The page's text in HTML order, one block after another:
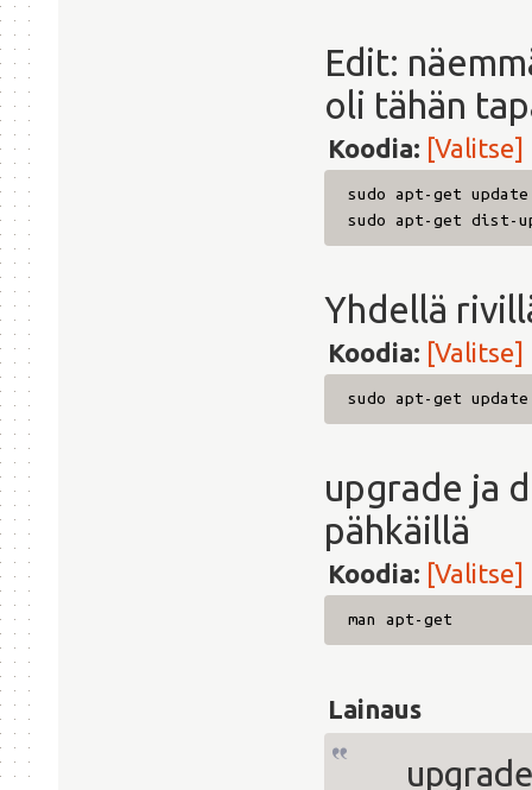
Edit:
oli tähän
Koodia: [Valitse]
sudo apt-get update
sudo apt-get dist-
Yhdellä
Koodia: [Valitse]
sudo apt-get
upgrade ja
pähkäillä
Koodia: [Valitse]
man apt-get
Lainaus
upgrade